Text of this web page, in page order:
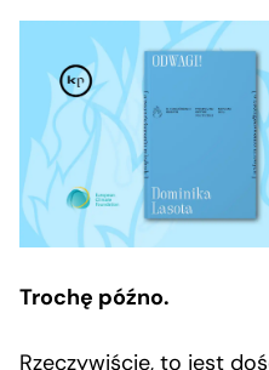
Trochę późno.
Rzeczywiście, to jest